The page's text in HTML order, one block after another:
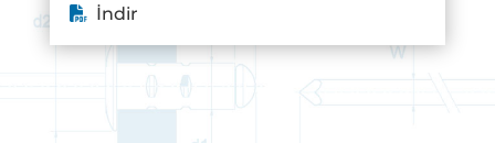
İndir